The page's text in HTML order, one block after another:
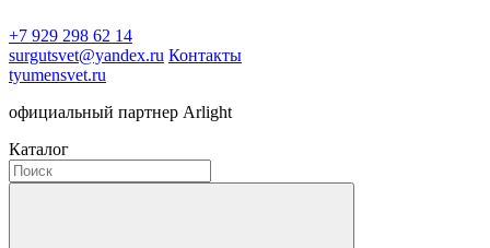
+7 929 298 62 14
surgutsvet@yandex.ru Контакты
tyumensvet.ru
официальный партнер Arlight
Каталог